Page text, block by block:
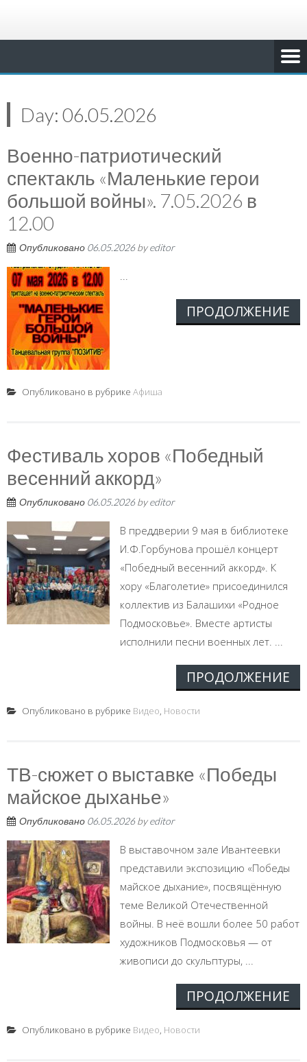
Day: 06.05.2026
Военно-патриотический
спектакль «Маленькие герои
большой войны». 7.05.2026 в
12.00
Опубликовано 06.05.2026byeditor
ПРОДОЛЖЕНИЕ
Опубликовано в рубрике Афиша
Фестиваль хоров «Победный
весенний аккорд»
Опубликовано 06.05.2026byeditor
В преддверии 9 мая в библиотеке
И.Ф.Горбунова прошёл концерт
«Победный весенний аккорд». К
хору «Благолетие» присоединился
коллектив из Балашихи «Родное
Подмосковье». Вместе артисты
исполнили песни военных лет. ...
ПРОДОЛЖЕНИЕ
Опубликовано в рубрике Видео, Новости
ТВ-сюжет о выставке «Победы
майское дыханье»
Опубликовано 06.05.2026byeditor
В выставочном зале Ивантеевки
представили экспозицию «Победы
майское дыхание», посвящённую
теме Великой Отечественной
войны. В неё вошли более 50 работ
художников Подмосковья — от
живописи до скульптуры, ...
ПРОДОЛЖЕНИЕ
Опубликовано в рубрике Видео, Новости